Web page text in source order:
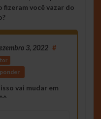
você vazar do
3, 2022 #
vai mudar em